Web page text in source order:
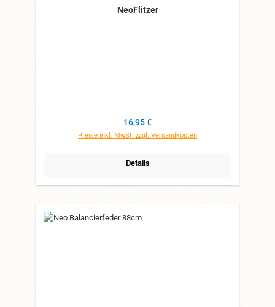
NeoFlitzer
Regulärer Preis:
16,95 €
Preise inkl. MwSt. zzgl. Versandkosten
Details